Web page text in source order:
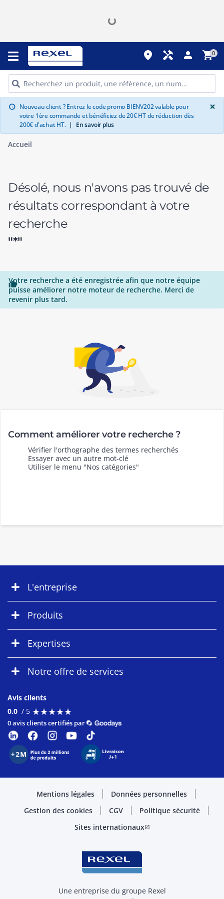
place handyman person shopping_cart0
info Nouveau client ? Entrez le code promo BIENV202 valable pour
votre 1ère commande et bénéficiez de 20€ HT de réduction dès
200€ d'achat HT. | En savoir plus
×
Accueil
Désolé, nous n'avons pas trouvé de
résultats correspondant à votre
recherche
"*"

Votre recherche a été enregistrée afin que notre équipe
puisse améliorer notre moteur de recherche. Merci de
revenir plus tard.
Comment améliorer votre recherche ?
Vérifier l'orthographe des termes recherchés
Essayer avec un autre mot-clé
Utiliser le menu "Nos catégories"
L'entreprise
Produits
Expertises
Notre offre de services
Avis clients
0.0 / 5 ★★★★★
★★★★★
0 avis clients certifiés par
Mentions légales
Données personnelles
Gestion des cookies
CGV
Politique sécurité
Sites internationauxopen_in_new
Une entreprise du groupe Rexel